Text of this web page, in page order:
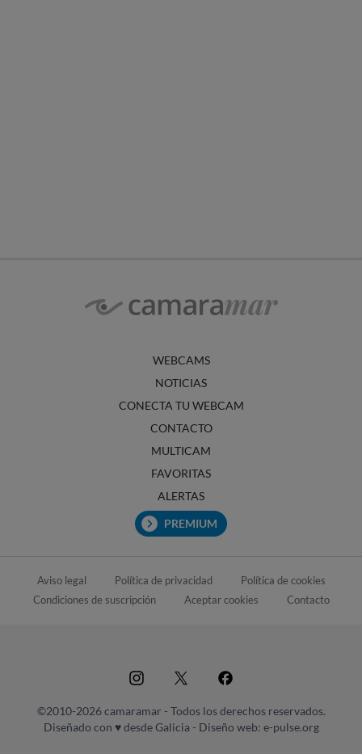
WEBCAMS
NOTICIAS
CONECTA TU WEBCAM
CONTACTO
MULTICAM
FAVORITAS
ALERTAS
PREMIUM
Aviso legal Política de privacidad
Política de cookies
Condiciones de suscripción
Aceptar cookies Contacto
©2010-2026 camaramar - Todos los derechos reservados.
Diseñado con ♥ desde Galicia - Diseño web: e-pulse.org